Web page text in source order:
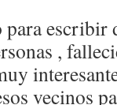
para escribir
,
vecinos